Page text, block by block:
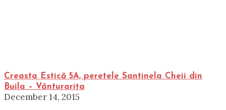
Creasta Estică 5A, peretele Santinela Cheii din
Buila – Vânturarița
December 14, 2015